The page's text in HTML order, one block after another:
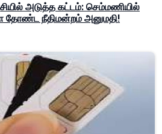
அடுத்த கட்டம்: செம்மணியில்
தோண்ட நீதிமன்றம் அனுமதி!